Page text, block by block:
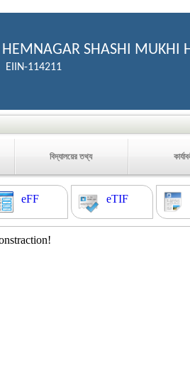
HEMNAGAR SHASHI MUKHI
EIIN-114211
বিদ্যালয়ের তথ্য
eFF eTIF